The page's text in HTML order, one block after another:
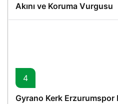
Akını ve Koruma Vurgusu
4
Gyrano Kerk Erzurumspor